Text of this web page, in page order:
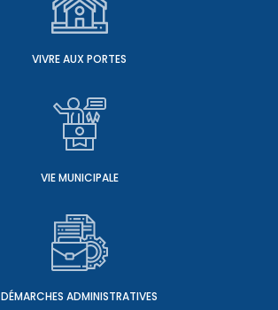
VIVRE AUX PORTES
VIE MUNICIPALE
DÉMARCHES ADMINISTRATIVES